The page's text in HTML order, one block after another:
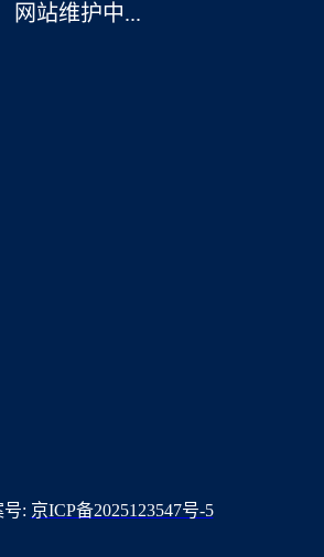
网站维护中...
号: 京ICP备2025123547号-5